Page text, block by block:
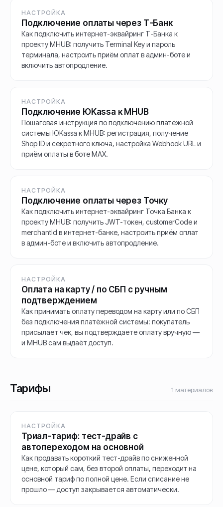
НАСТРОЙКА
Подключение оплаты через Т-Банк
Как подключить интернет-эквайринг Т-Банка к
проекту MHUB: получить Terminal Key и пароль
терминала, настроить приём оплат в админ-боте и
включить автопродление.
НАСТРОЙКА
Подключение ЮKassa к MHUB
Пошаговая инструкция по подключению платёжной
системы ЮKassa к MHUB: регистрация, получение
Shop ID и секретного ключа, настройка Webhook URL и
приём оплаты в боте MAX.
НАСТРОЙКА
Подключение оплаты через Точку
Как подключить интернет-эквайринг Точка Банка к
проекту MHUB: получить JWT-токен, customerCode и
merchantId в интернет-банке, настроить приём оплат
в админ-боте и включить автопродление.
НАСТРОЙКА
Оплата на карту / по СБП с ручным
подтверждением
Как принимать оплату переводом на карту или по СБП
без подключения платёжной системы: покупатель
присылает чек, вы подтверждаете оплату вручную —
и MHUB сам выдаёт доступ.
Тарифы 1 материалов
НАСТРОЙКА
Триал-тариф: тест-драйв с
автопереходом на основной
Как продавать короткий тест-драйв по сниженной
цене, который сам, без второй оплаты, переходит на
основной тариф по полной цене. Если списание не
прошло — доступ закрывается автоматически.